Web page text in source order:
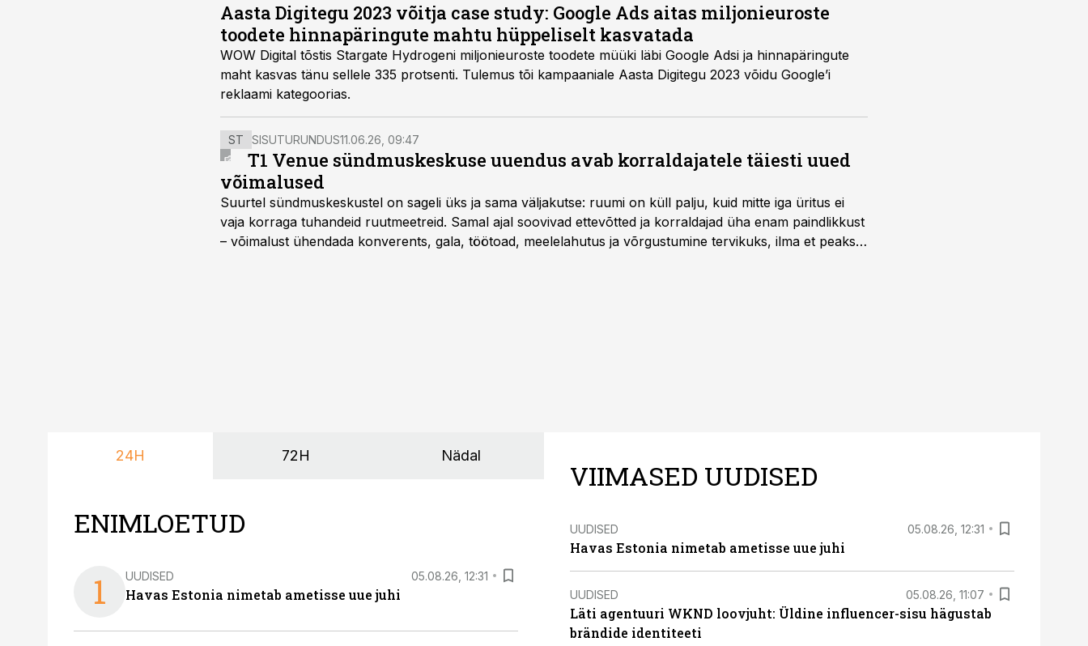
Aasta Digitegu 2023 võitja case study: Google Ads aitas miljonieuroste
toodete hinnapäringute mahtu hüppeliselt kasvatada
WOW Digital tõstis Stargate Hydrogeni miljonieuroste toodete müüki läbi Google Adsi ja hinnapäringute
maht kasvas tänu sellele 335 protsenti. Tulemus tõi kampaaniale Aasta Digitegu 2023 võidu Google’i
reklaami kategoorias.
ST SISUTURUNDUS11.06.26, 09:47
T1 Venue sündmuskeskuse uuendus avab korraldajatele täiesti uued
võimalused
Suurtel sündmuskeskustel on sageli üks ja sama väljakutse: ruumi on küll palju, kuid mitte iga üritus ei
vaja korraga tuhandeid ruutmeetreid. Samal ajal soovivad ettevõtted ja korraldajad üha enam paindlikkust
– võimalust ühendada konverents, gala, töötoad, meelelahutus ja võrgustumine tervikuks, ilma et peaks
24H 72H Nädal
ENIMLOETUD
1 UUDISED 05.08.26, 12:31
Havas Estonia nimetab ametisse uue juhi
VIIMASED UUDISED
UUDISED 05.08.26, 12:31
Havas Estonia nimetab ametisse uue juhi
UUDISED 05.08.26, 11:07
Läti agentuuri WKND loovjuht: Üldine influencer-sisu hägustab
brändide identiteeti